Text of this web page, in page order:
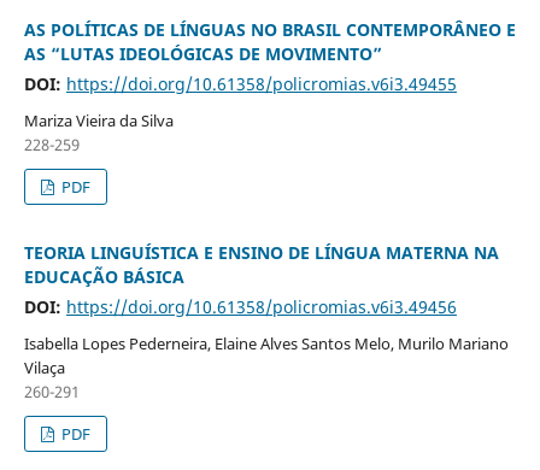
AS POLÍTICAS DE LÍNGUAS NO BRASIL CONTEMPORÂNEO E
AS “LUTAS IDEOLÓGICAS DE MOVIMENTO”
DOI: https://doi.org/10.61358/policromias.v6i3.49455
Mariza Vieira da Silva
228-259
PDF
TEORIA LINGUÍSTICA E ENSINO DE LÍNGUA MATERNA NA
EDUCAÇÃO BÁSICA
DOI: https://doi.org/10.61358/policromias.v6i3.49456
Isabella Lopes Pederneira, Elaine Alves Santos Melo, Murilo Mariano
Vilaça
260-291
PDF